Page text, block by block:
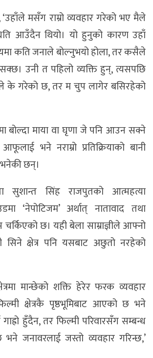
मसँग राम्रो व्यवहार गरेको भए मैले
आउँदैन थियो। यो हुनुको कारण उहाँ
कति जनाले बोल्नुभयो होला, तर कसैले
उनी त पहिलो व्यक्ति हुन्, त्यसपछि
के गरेको छ, तर म चुप लागेर बसिरहेको
बोल्दा माया वा घृणा जे पनि आउन सक्ने
भने नराम्रो प्रतिक्रियाको बानी
छन्।
सुशान्त सिंह राजपुतको आत्महत्या
‘नेपोटिजम’ अर्थात् नातावाद तथा
छ। यही बेला साम्राज्ञीले आफ्नो
सिने क्षेत्र पनि यसबाट अछुतो नरहेको
मान्छेको शक्ति हेरेर फरक व्यवहार
क्षेत्रकै पृष्ठभूमिबाट आएको छ भने
हुँदैन, तर फिल्मी परिवारसँग सम्बन्ध
जनावरलाई जस्तो व्यवहार गरिन्छ,’